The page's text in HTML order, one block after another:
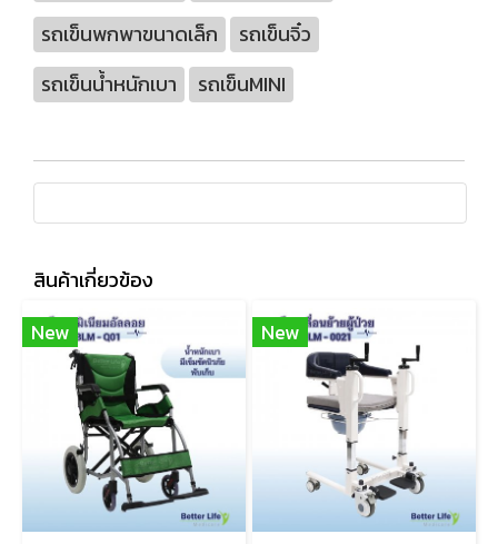
รถเข็นพกพาขนาดเล็ก
รถเข็นจิ๋ว
รถเข็นน้ำหนักเบา
รถเข็นMINI
สินค้าเกี่ยวข้อง
New
New